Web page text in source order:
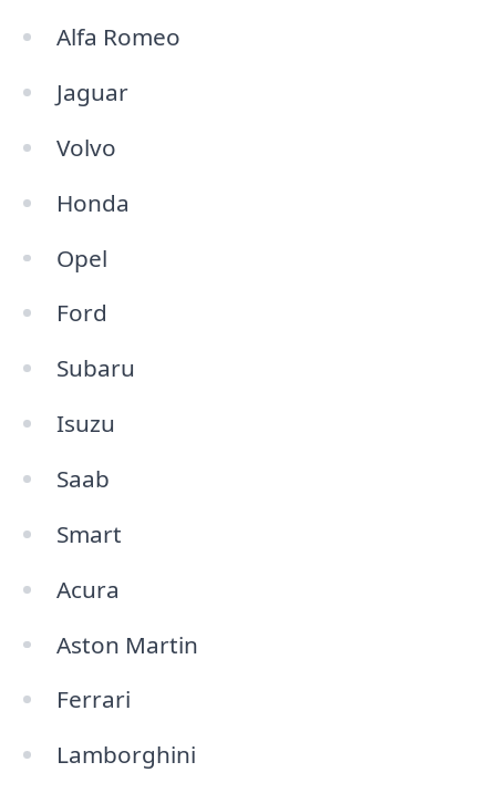
Alfa Romeo
Jaguar
Volvo
Honda
Opel
Ford
Subaru
Isuzu
Saab
Smart
Acura
Aston Martin
Ferrari
Lamborghini